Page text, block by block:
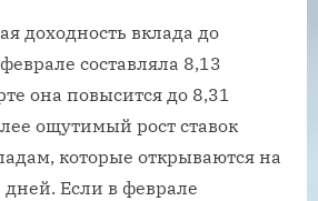
доходность вклада до
составляла 8,13
она повысится до 8,31
ощутимый рост ставок
которые открываются на
дней. Если в феврале